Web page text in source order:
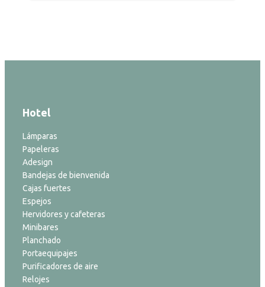
Hotel
Lámparas
Papeleras
Adesign
Bandejas de bienvenida
Cajas fuertes
Espejos
Hervidores y cafeteras
Minibares
Planchado
Portaequipajes
Purificadores de aire
Relojes